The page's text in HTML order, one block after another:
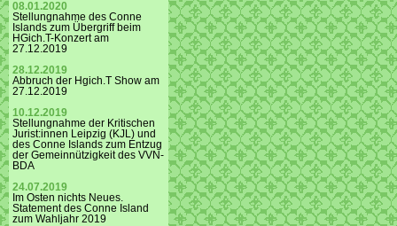
08.01.2020
Stellungnahme des Conne
Islands zum Übergriff beim
HGich.T-Konzert am
27.12.2019
28.12.2019
Abbruch der Hgich.T Show am
27.12.2019
10.12.2019
Stellungnahme der Kritischen
Jurist:innen Leipzig (KJL) und
des Conne Islands zum Entzug
der Gemeinnützigkeit des VVN-
BDA
24.07.2019
Im Osten nichts Neues.
Statement des Conne Island
zum Wahljahr 2019